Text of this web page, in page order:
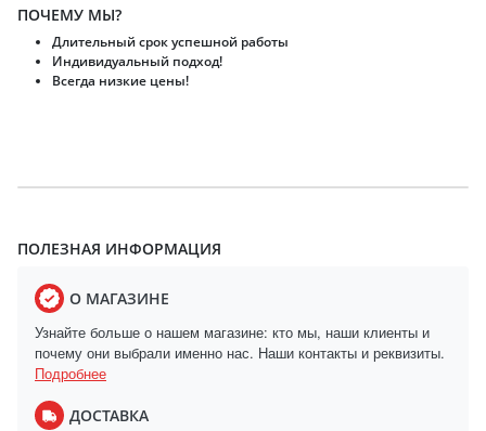
ПОЧЕМУ МЫ?
Длительный срок успешной работы
Индивидуальный подход!
Всегда низкие цены!
ПОЛЕЗНАЯ ИНФОРМАЦИЯ
О МАГАЗИНЕ
Узнайте больше о нашем магазине: кто мы, наши клиенты и
почему они выбрали именно нас. Наши контакты и реквизиты.
Подробнее
ДОСТАВКА